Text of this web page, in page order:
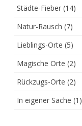
Städte-Fieber (14)
Natur-Rausch (7)
Lieblings-Orte (5)
Magische Orte (2)
Rückzugs-Orte (2)
In eigener Sache (1)